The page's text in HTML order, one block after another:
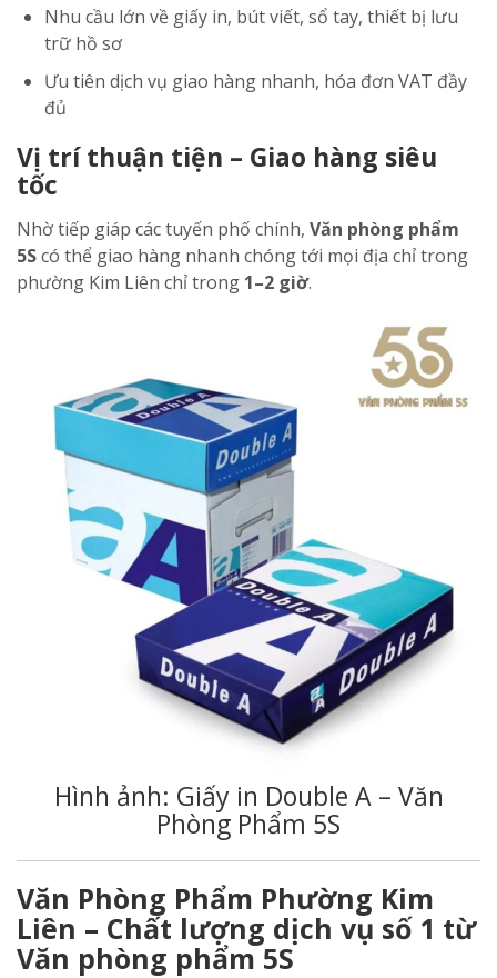
Nhu cầu lớn về giấy in, bút viết, sổ tay, thiết bị lưu
trữ hồ sơ
Ưu tiên dịch vụ giao hàng nhanh, hóa đơn VAT đầy
đủ
Vị trí thuận tiện – Giao hàng siêu
tốc
Nhờ tiếp giáp các tuyến phố chính, Văn phòng phẩm
5Scó thể giao hàng nhanh chóng tới mọi địa chỉ trong
phường Kim Liên chỉ trong 1–2 giờ.
Hình ảnh: Giấy in Double A – Văn
Phòng Phẩm 5S
Văn Phòng Phẩm Phường Kim
Liên – Chất lượng dịch vụ số 1 từ
Văn phòng phẩm 5S